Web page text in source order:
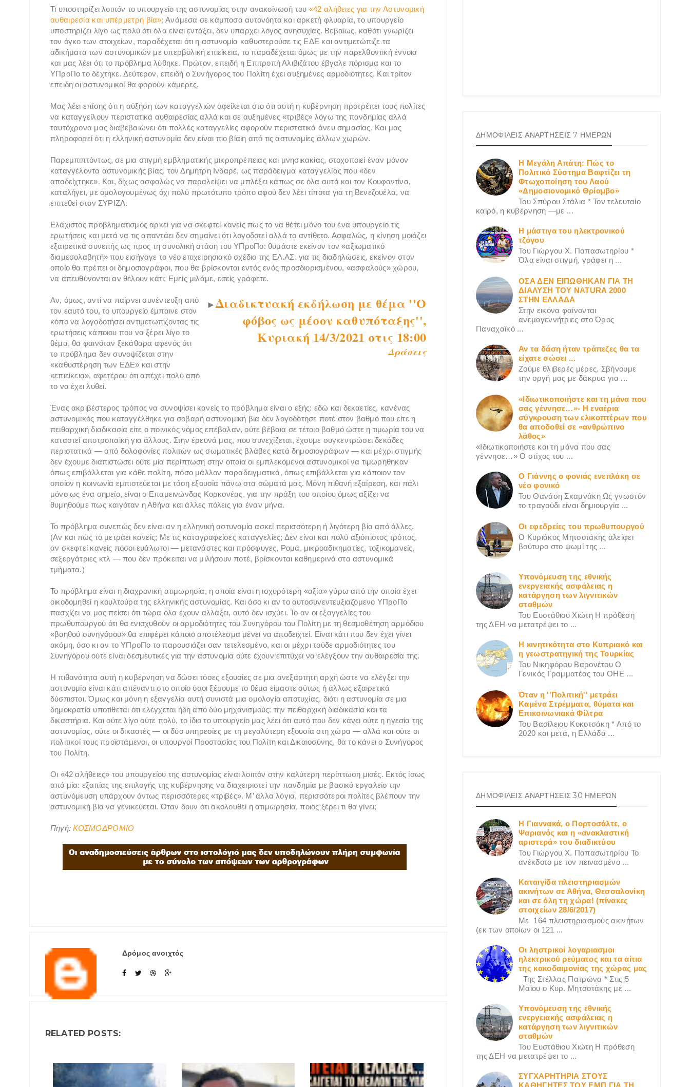
Τι υποστηρίζει λοιπόν το υπουργείο της αστυνομίας στην ανακοίνωσή του «42 αλήθειες για την Αστυνομική
αυθαιρεσία και υπέρμετρη βία»; Ανάμεσα σε κάμποσα αυτονόητα και αρκετή φλυαρία, το υπουργείο
υποστηρίζει λίγο ως πολύ ότι όλα είναι εντάξει, δεν υπάρχει λόγος ανησυχίας. Βεβαίως, καθότι γνωρίζει
τον όγκο των στοιχείων, παραδέχεται ότι η αστυνομία καθυστερούσε τις ΕΔΕ και αντιμετώπιζε τα
αδικήματα των αστυνομικών με υπερβολική επιείκεια, το παραδέχεται όμως με την παρελθοντική έννοια
και μας λέει ότι το πρόβλημα λύθηκε. Πρώτον, επειδή η Επιτροπή Αλιβιζάτου έβγαλε πόρισμα και το
ΥΠροΠο το δέχτηκε. Δεύτερον, επειδή ο Συνήγορος του Πολίτη έχει αυξημένες αρμοδιότητες. Και τρίτον
επειδη οι αστυνομικοί θα φορούν κάμερες.
Μας λέει επίσης ότι η αύξηση των καταγγελιών οφείλεται στο ότι αυτή η κυβέρνηση προτρέπει τους πολίτες
να καταγγείλουν περιστατικά αυθαιρεσίας αλλά και σε αυξημένες «τριβές» λόγω της πανδημίας αλλά
ταυτόχρονα μας διαβεβαιώνει ότι πολλές καταγγελίες αφορούν περιστατικά άνευ σημασίας. Και μας
πληροφορεί ότι η ελληνική αστυνομία δεν είναι πιο βίαιη από τις αστυνομίες άλλων χωρών.
Παρεμπιπτόντως, σε μια στιγμή εμβληματικής μικροπρέπειας και μνησικακίας, στοχοποιεί έναν μόνον
καταγγέλοντα αστυνομικής βίας, τον Δημήτρη Ινδαρέ, ως παράδειγμα καταγγελίας που «δεν
αποδείχτηκε». Και, δίχως ασφαλώς να παραλείψει να μπλέξει κάπως σε όλα αυτά και τον Κουφοντίνα,
καταλήγει, με ομολογουμένως όχι πολύ πρωτότυπο τρόπο αφού δεν λέει τίποτα για τη Βενεζουέλα, να
επιτεθεί στον ΣΥΡΙΖΑ.
Ελάχιστος προβληματισμός αρκεί για να σκεφτεί κανείς πως το να θέτει μόνο του ένα υπουργείο τις
ερωτήσεις και μετά να τις απαντάει δεν σημαίνει ότι λογοδοτεί αλλά το αντίθετο. Ασφαλώς, η κίνηση μοιάζει
εξαιρετικά συνεπής ως προς τη συνολική στάση του ΥΠροΠο: θυμάστε εκείνον τον «αξιωματικό
διαμεσολαβητή» που εισήγαγε το νέο επιχειρησιακό σχέδιο της ΕΛ.ΑΣ. για τις διαδηλώσεις, εκείνον στον
οποίο θα πρέπει οι δημοσιογράφοι, που θα βρίσκονται εντός ενός προσδιορισμένου, «ασφαλούς» χώρου,
να απευθύνονται αν θέλουν κάτι; Εμείς μιλάμε, εσείς γράφετε.
►Διαδικτυακή εκδήλωση με θέμα ''Ο
φόβος ως μέσον καθυπόταξης'',
Κυριακή 14/3/2021 στις 18:00
Δράσεις
Αν, όμως, αντί να παίρνει συνέντευξη από
τον εαυτό του, το υπουργείο έμπαινε στον
κόπο να λογοδοτήσει αντιμετωπίζοντας τις
ερωτήσεις κάποιου που να ξέρει λίγο το
θέμα, θα φαινόταν ξεκάθαρα αφενός ότι
το πρόβλημα δεν συνοψίζεται στην
«καθυστέρηση των ΕΔΕ» και στην
«επιείκεια», αφετέρου ότι απέχει πολύ από
το να έχει λυθεί.
Ένας ακριβέστερος τρόπος να συνοψίσει κανείς το πρόβλημα είναι ο εξής: εδώ και δεκαετίες, κανένας
αστυνομικός που καταγγέλθηκε για σοβαρή αστυνομική βία δεν λογοδότησε ποτέ στον βαθμό που είτε η
πειθαρχική διαδικασία είτε ο ποινικός νόμος επέβαλαν, ούτε βέβαια σε τέτοιο βαθμό ώστε η τιμωρία του να
καταστεί αποτροπαϊκή για άλλους. Στην έρευνά μας, που συνεχίζεται, έχουμε συγκεντρώσει δεκάδες
περιστατικά — από δολοφονίες πολιτών ως σωματικές βλάβες κατά δημοσιογράφων — και μέχρι στιγμής
δεν έχουμε διαπιστώσει ούτε μία περίπτωση στην οποία οι εμπλεκόμενοι αστυνομικοί να τιμωρήθηκαν
όπως επιβάλλεται για κάθε πολίτη, πόσο μάλλον παραδειγματικά, όπως επιβάλλεται για κάποιον τον
οποίον η κοινωνία εμπιστεύεται με τόση εξουσία πάνω στα σώματά μας. Μόνη πιθανή εξαίρεση, και πάλι
μόνο ως ένα σημείο, είναι ο Επαμεινώνδας Κορκονέας, για την πράξη του οποίου όμως αξίζει να
θυμηθούμε πως καιγόταν η Αθήνα και άλλες πόλεις για έναν μήνα.
Το πρόβλημα συνεπώς δεν είναι αν η ελληνική αστυνομία ασκεί περισσότερη ή λιγότερη βία από άλλες.
(Αν και πώς το μετράει κανείς; Με τις καταγραφείσες καταγγελίες; Δεν είναι και πολύ αξιόπιστος τρόπος,
αν σκεφτεί κανείς πόσοι ευάλωτοι — μετανάστες και πρόσφυγες, Ρομά, μικροαδικηματίες, τοξικομανείς,
σεξεργάτριες κτλ — που δεν πρόκειται να μιλήσουν ποτέ, βρίσκονται καθημερινά στα αστυνομικά
τμήματα.)
Το πρόβλημα είναι η διαχρονική ατιμωρησία, η οποία είναι η ισχυρότερη «αξία» γύρω από την οποία έχει
οικοδομηθεί η κουλτούρα της ελληνικής αστυνομίας. Και όσο κι αν το αυτοσυνεντευξιαζόμενο ΥΠροΠο
πασχίζει να μας πείσει ότι τώρα όλα έχουν αλλάξει, αυτό δεν ισχύει. Το αν οι εξαγγελίες του
πρωθυπουργού ότι θα ενισχυθούν οι αρμοδιότητες του Συνηγόρου του Πολίτη με τη θεσμοθέτηση αρμόδιου
«βοηθού συνηγόρου» θα επιφέρει κάποιο αποτέλεσμα μένει να αποδειχτεί. Είναι κάτι που δεν έχει γίνει
ακόμη, όσο κι αν το ΥΠροΠο το παρουσιάζει σαν τετελεσμένο, και οι μέχρι τούδε αρμοδιότητες του
Συνηγόρου ούτε είναι δεσμευτικές για την αστυνομία ούτε έχουν επιτύχει να ελέγξουν την αυθαιρεσία της.
Η πιθανότητα αυτή η κυβέρνηση να δώσει τόσες εξουσίες σε μια ανεξάρτητη αρχή ώστε να ελέγξει την
αστυνομία είναι κάτι απέναντι στο οποίο όσοι ξέρουμε το θέμα είμαστε ούτως ή άλλως εξαιρετικά
δύσπιστοι. Όμως και μόνη η εξαγγελία αυτή συνιστά μια ομολογία αποτυχίας, διότι η αστυνομία σε μια
δημοκρατία υποτίθεται ότι ελέγχεται ήδη από δύο μηχανισμούς: την πειθαρχική διαδικασία και τα
δικαστήρια. Και ούτε λίγο ούτε πολύ, το ίδιο το υπουργείο μας λέει ότι αυτό που δεν κάνει ούτε η ηγεσία της
αστυνομίας, ούτε οι δικαστές — οι δύο υπηρεσίες με τη μεγαλύτερη εξουσία στη χώρα — αλλά και ούτε οι
πολιτικοί τους προϊστάμενοι, οι υπουργοί Προστασίας του Πολίτη και Δικαιοσύνης, θα το κάνει ο Συνήγορος
του Πολίτη.
Οι «42 αλήθειες» του υπουργείου της αστυνομίας είναι λοιπόν στην καλύτερη περίπτωση μισές. Εκτός ίσως
από μία: εξαιτίας της επιλογής της κυβέρνησης να διαχειριστεί την πανδημία με βασικό εργαλείο την
αστυνόμευση υπάρχουν όντως περισσότερες «τριβές». Μ’ άλλα λόγια, περισσότεροι πολίτες βλέπουν την
αστυνομική βία να γενικεύεται. Όταν δουν ότι ακολουθεί η ατιμωρησία, ποιος ξέρει τι θα γίνει;
Πηγή:ΚΟΣΜΟΔΡΟΜΙΟ
Δρόμος ανοιχτός
RELATED POSTS:
ΔΗΜΟΦΙΛΕΙΣ ΑΝΑΡΤΗΣΕΙΣ 7 ΗΜΕΡΩΝ
Η Μεγάλη Απάτη: Πώς το
Πολιτικό Σύστημα Βαφτίζει τη
Φτωχοποίηση του Λαού
«Δημοσιονομικό Θρίαμβο»
Του Σπύρου Στάλια * Τον τελευταίο
καιρό, η κυβέρνηση —με ...
Η μάστιγα του ηλεκτρονικού
τζόγου
Του Γιώργου X. Παπασωτηρίου *
Όλα είναι στιγμή, γράφει η ...
ΟΣΑ ΔΕN ΕΙΠΩΘΗΚΑΝ ΓΙΑ ΤΗ
ΔΙΑΛΥΣΗ ΤΟΥ NATURA 2000
ΣΤΗΝ ΕΛΛΑΔΑ
Στην εικόνα φαίνονται
ανεμογεννήτριες στο Όρος
Παναχαϊκό ...
Αν τα δάση ήταν τράπεζες θα τα
είχατε σώσει ...
Ζούμε θλιβερές μέρες. Σβήνουμε
την οργή μας με δάκρυα για ...
«Ιδιωτικοποιήστε και τη μάνα που
σας γέννησε…»- Η εναέρια
σύγκρουση των ελικοπτέρων που
θα αποδοθεί σε «ανθρώπινο
λάθος»
«Ιδιωτικοποιήστε και τη μάνα που σας
γέννησε…» Ο στίχος του ...
Ο Γιάννης ο φονιάς ενεπλάκη σε
νέο φονικό
Του Θανάση Σκαμνάκη Ως γνωστόν
το τραγούδι είναι δημιουργία ...
Οι εφεδρείες του πρωθυπουργού
Ο Κυριάκος Μητσοτάκης αλείφει
βούτυρο στο ψωμί της ...
Υπονόμευση της εθνικής
ενεργειακής ασφάλειας η
κατάργηση των λιγνιτικών
σταθμών
Του Ευστάθιου Χιώτη Η πρόθεση
της ΔΕΗ να μετατρέψει το ...
Η κινητικότητα στο Κυπριακό και
η γεωστρατηγική της Τουρκίας
Του Νικηφόρου Βαρονέτου Ο
Γενικός Γραμματέας του ΟΗΕ ...
Όταν η ''Πολιτική'' μετράει
Καμένα Στρέμματα, θύματα και
Επικοινωνιακά Φίλτρα
Του Βασίλειου Κοκοτσάκη * Από το
2020 και μετά, η Ελλάδα ...
ΔΗΜΟΦΙΛΕΙΣ ΑΝΑΡΤΗΣΕΙΣ 30 ΗΜΕΡΩΝ
Η Γιαννακά, ο Πορτοσάλτε, ο
Ψαριανός και η «ανακλαστική
αριστερά» του διαδικτύου
Του Γιώργου X. Παπασωτηρίου Το
ανέκδοτο με τον πεινασμένο ...
Καταιγίδα πλειστηριασμών
ακινήτων σε Αθήνα, Θεσσαλονίκη
και σε όλη τη χώρα! (πίνακες
στοιχείων 28/6/2017)
Με 164 πλειστηριασμούς ακινήτων
(εκ των οποίων οι 121 ...
Οι ληστρικοί λογαριασμοι
ηλεκτρικού ρεύματος και τα αίτια
της κακοδαιμονίας της χώρας μας
Της Στέλλας Πατρώνα * Στις 5
Μαϊου ο Κυρ. Μητσοτάκης με ...
Υπονόμευση της εθνικής
ενεργειακής ασφάλειας η
κατάργηση των λιγνιτικών
σταθμών
Του Ευστάθιου Χιώτη Η πρόθεση
της ΔΕΗ να μετατρέψει το ...
ΣΥΓΧΑΡΗΤΗΡΙΑ ΣΤΟΥΣ
ΚΑΘΗΓΗΤΕΣ ΤΟΥ ΕΜΠ ΓΙΑ ΤΗ